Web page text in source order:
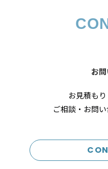
お
お見積も
ご相談・お問